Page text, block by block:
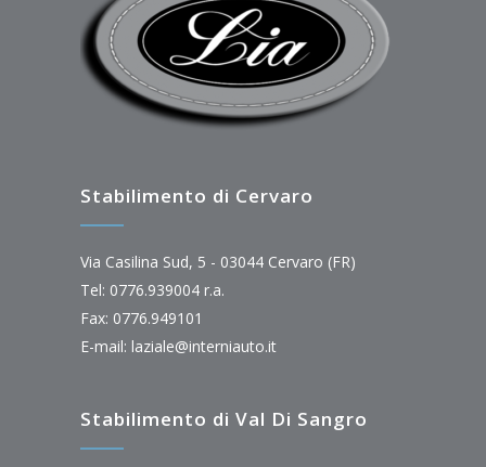
Stabilimento di Cervaro
Via Casilina Sud, 5 - 03044 Cervaro (FR)
Tel: 0776.939004 r.a.
Fax: 0776.949101
E-mail: laziale@interniauto.it
Stabilimento di Val Di Sangro